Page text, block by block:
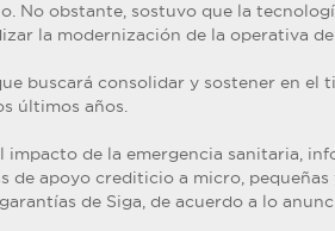
No obstante, sostuvo que la
la modernización de la operativa
buscará consolidar y sostener en el
últimos años.
impacto de la emergencia sanitaria,
de apoyo crediticio a micro,
de Siga, de acuerdo a lo